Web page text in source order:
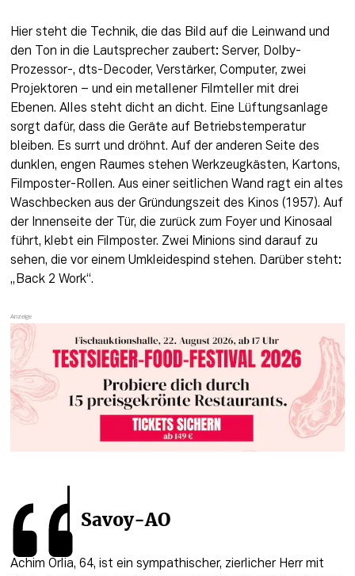
Hier steht die Technik, die das Bild auf die Leinwand und
den Ton in die Lautsprecher zaubert: Server, Dolby-
Prozessor-, dts-Decoder, Verstärker, Computer, zwei
Projektoren – und ein metallener Filmteller mit drei
Ebenen. Alles steht dicht an dicht. Eine Lüftungsanlage
sorgt dafür, dass die Geräte auf Betriebstemperatur
bleiben. Es surrt und dröhnt. Auf der anderen Seite des
dunklen, engen Raumes stehen Werkzeugkästen, Kartons,
Filmposter-Rollen. Aus einer seitlichen Wand ragt ein altes
Waschbecken aus der Gründungszeit des Kinos (1957). Auf
der Innenseite der Tür, die zurück zum Foyer und Kinosaal
führt, klebt ein Filmposter. Zwei Minions sind darauf zu
sehen, die vor einem Umkleidespind stehen. Darüber steht:
„Back 2 Work“.
Savoy-AO
Achim Orlia, 64, ist ein sympathischer, zierlicher Herr mit